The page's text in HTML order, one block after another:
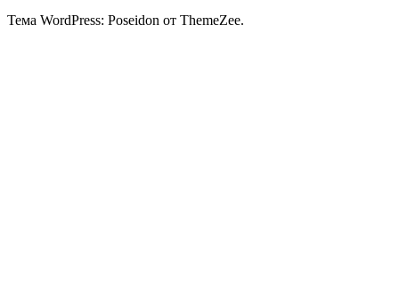
Тема WordPress: Poseidon от ThemeZee.